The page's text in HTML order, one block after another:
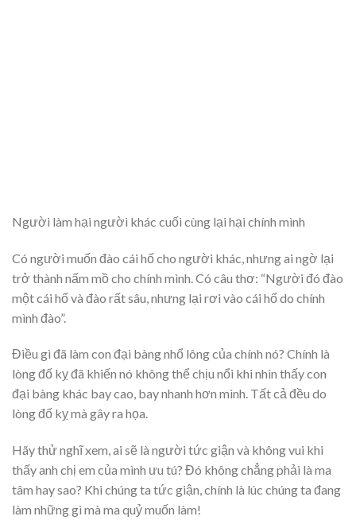
Người làm hại người khác cuối cùng lại hại chính mình
Có người muốn đào cái hố cho người khác, nhưng ai ngờ lại
trở thành nấm mồ cho chính mình. Có câu thơ: “Người đó đào
một cái hố và đào rất sâu, nhưng lại rơi vào cái hố do chính
mình đào”.
Điều gì đã làm con đại bàng nhổ lông của chính nó? Chính là
lòng đố kỵ đã khiến nó không thể chịu nổi khi nhìn thấy con
đại bàng khác bay cao, bay nhanh hơn mình. Tất cả đều do
lòng đố kỵ mà gây ra họa.
Hãy thử nghĩ xem, ai sẽ là người tức giận và không vui khi
thấy anh chị em của mình ưu tú? Đó không chẳng phải là ma
tâm hay sao? Khi chúng ta tức giận, chính là lúc chúng ta đang
làm những gì mà ma quỷ muốn làm!